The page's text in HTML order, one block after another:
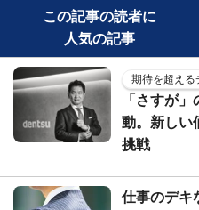
この記事の読者に
人気の記事
期待を超える
「さすが
動。新しい
挑戦
仕事のデキ